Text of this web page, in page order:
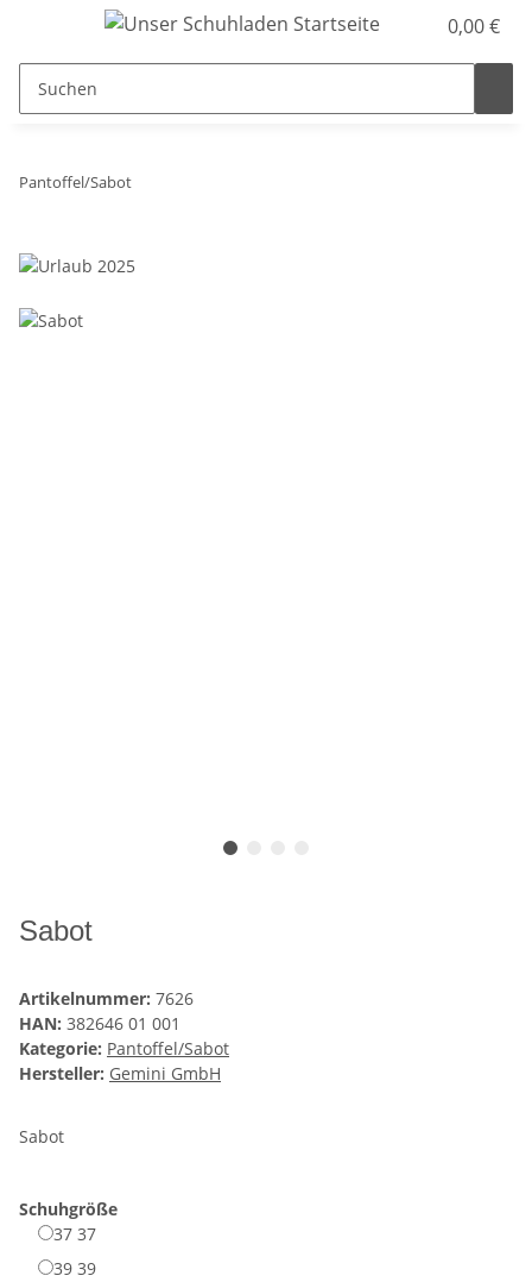
0,00 €
Pantoffel/Sabot
Sabot
Artikelnummer: 7626
HAN: 382646 01 001
Kategorie: Pantoffel/Sabot
Hersteller: Gemini GmbH
Sabot
Schuhgröße
37 37
39 39